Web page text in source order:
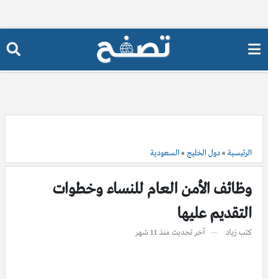
الرئيسية »دول الخليج »السعودية
وظائف الأمن العام للنساء وخطوات
التقديم عليها
كتب زياد آخر تحديث منذ 11 شهر